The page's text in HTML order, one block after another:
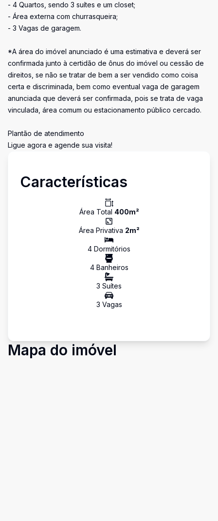
- 4 Quartos, sendo 3 suítes e um closet;
- Área externa com churrasqueira;
- 3 Vagas de garagem.
*A área do imóvel anunciado é uma estimativa e deverá ser
confirmada junto à certidão de ônus do imóvel ou cessão de
direitos, se não se tratar de bem a ser vendido como coisa
certa e discriminada, bem como eventual vaga de garagem
anunciada que deverá ser confirmada, pois se trata de vaga
vinculada, área comum ou estacionamento público cercado.
Plantão de atendimento
Ligue agora e agende sua visita!
Características
Área Total 400m²
Área Privativa 2m²
4 Dormitórios
4Banheiros
3 Suítes
3 Vagas
Mapa do imóvel